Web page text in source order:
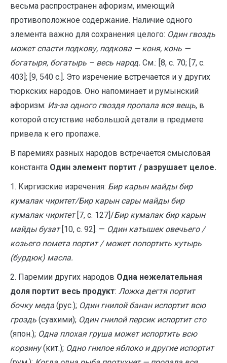
весьма распространен афоризм, имеющий
противоположное содержание. Наличие одного
элемента важно для сохранения целого: Один гвоздь
может спасти подкову, подкова — коня, конь —
богатыря, богатырь – весь народ. См.: [8, с. 70; [7, с.
403]; [9, 540 с.]. Это изречение встречается и у других
тюркских народов. Оно напоминает и румынский
афоризм: Из-за одного гвоздя пропала вся вещь, в
которой отсутствие небольшой детали в предмете
привела к его пропаже.
В паремиях разных народов встречается смысловая
константа Один элемент портит / разрушает целое.
1. Киргизские изречения: Бир карын майды бир
кумалак чиритет/Бир карын сары майды бир
кумалак чиритет[7, с. 127]/Бир кумалак бир карын
майды бузат[10, с. 92]. — Один катышек овечьего /
козьего помета портит / может попортить кутырь
(бурдюк) масла.
2. Паремии других народов Одна нежелательная
доля портит весь продукт: Ложка дегтя портит
бочку меда (рус.); Один гнилой банан испортит всю
гроздь (суахими); Один гнилой персик испортит сто
(япон.); Одна плохая груша может испортить всю
корзину(кит.); Одно гнилое яблоко и другие испортит